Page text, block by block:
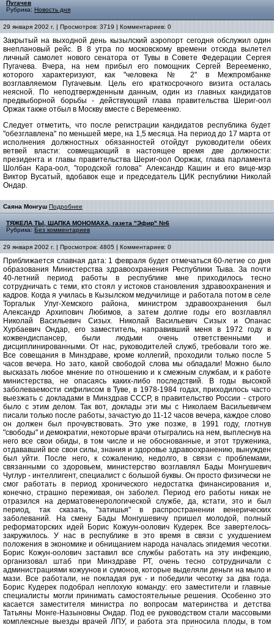
Пугачев
Рубрика: Новость дня
29 января 2002 г. | Просмотров: 3719 | Комментариев: 0
Закрытый на выходной день кызылский аэропорт сегодня обслужил один
внеплановый рейс. В 8 утра по московскому времени отсюда вылетел
личный самолет нового сенатора от Тувы в Совете Федерации Сергея
Пугачева. Вчера, на нем прибыл его помощник Сергей Верееменко,
которого характеризуют, как "человека № 2" в Межпромбанке
возглавляемом Пугачевым. Цель его краткосрочного визита осталась
неясной. По неподтвержденным данным, один из главных кандидатов
предвыборной борьбы - действующий глава правительства Шериг-оол
Оржак также отбыл в Москву вместе с Веремеенко.
Следует отметить, что после регистрации кандидатов республика будет
"обезглавлена" по меньшей мере, на 1,5 месяца. На период до 17 марта от
исполнения должностных обязанностей отойдут руководители обеих
ветвей власти: совмещающий в настоящее время две должности:
президента и главы правительства Шериг-оол Ооржак, глава парламента
Шолбан Кара-оол, "городской голова" Александр Кашин и его вице-мэр
Виктор Вусатый, вдобавок еще и председатель ЦИК республики Николай
Ондар.
Саяна Монгуш Подробнее
ТЯЖЕЛА ТЫ, ШАПКА МОНОМАХА, газета "Эфир" №6
Рубрика: Без комментариев
29 января 2002 г. | Просмотров: 4805 | Комментариев: 0
Приближается славная дата: 1 февраля будет отмечаться 60-летие со дня
образования Министерства здравоохранения Республики Тыва. За почти
40-летний период работы в республике мне приходилось тесно
сотрудничать с теми, кто стоял у истоков становления здравоохранения и
кадров. Когда я училась в Кызылском медучилище и работала потом в селе
Торгалык Улуг-Хемского района, министром здравоохранения был
Александр Архипович Любимов, а затем долгие годы его возглавлял
Николай Васильевич Сизых. Николай Васильевич Сизых и Опанас
Хурбаевич Ондар, его заместитель, направивший меня в 1972 году в
кожвендиспансер, были людьми очень ответственными и
дисциплинированными. От нас, руководителей служб, требовали того же.
Все совещания в Минздраве, кроме коллегий, проходили только после 5
часов вечера. Но зато, какой свободой слова мы обладали! Можно было
высказать любое мнение по отношению и к смежным службам, и к работе
министерства, не опасаясь каких-либо последствий. В годы высокой
заболеваемости сифилисом в Туве, в 1978-1984 годах, приходилось часто
выезжать с докладами в Минздрав СССР, в правительство России - строго
было с этим делом. Так вот, доклады эти мы с Николаем Васильевичем
писали только после работы, зачастую до 11-12 часов вечера, каждое слово
он должен был прочувствовать. Это уже позже, в 1991 году, глотнув
"свободы" и демократии, некоторые врачи отыгрались на нем, выплеснув на
него все свои обиды, в том числе и не обоснованные, и этот труженика,
отдававший все свои силы, знания и здоровье здравоохранению, вынужден
был уйти. После него, к сожалению, недолго, в связи с проблемами,
связанными со здоровьем, министерство возглавлял Бады Монгушевич
Чуглур - интеллигент, специалист с большой буквы. Он просто физически не
смог работать в период хронического недостатка финансирования и,
конечно, страшно переживая, он заболел. Период его работы никак не
отразился на дерматовенерологической службе, да, кстати, это и был
период, так сказать, "затишья" в распространении венерических
заболеваний. На смену Бады Монгушевичу пришел молодой, полный
реформаторских идей Борис Кожуун-оолович Кудерек. Все завертелось-
закружилось. У нас в республике в это время в связи с ухудшением
положения в экономике и обнищанием народа началась эпидемия чесотки.
Борис Кожун-оолович заставил все службы работать на эту инфекцию,
организовал штаб при Минздраве РТ, очень тесно сотрудничали с
администрациями кожуунов и сумонов, которые выделяли деньги на мыло и
мази. Все работали, не покладая рук - и победили чесотку за два года.
Борис Кудерек подобрал неплохую команду: его заместители и главные
специалисты могли принимать самостоятельные решения. Особенно это
касается заместителя министра по вопросам материнства и детства
Татьяны Монге-Назыновны Ондар. Под ее руководством стали массовыми
комплексные выезды врачей ЛПУ, и работа эта приносила плоды, в том